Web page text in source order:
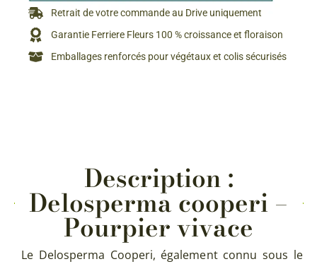
Retrait de votre commande au Drive uniquement
Garantie Ferriere Fleurs 100 % croissance et floraison
Emballages renforcés pour végétaux et colis sécurisés
Description :
Delosperma cooperi –
Pourpier vivace
Le Delosperma Cooperi, également connu sous le